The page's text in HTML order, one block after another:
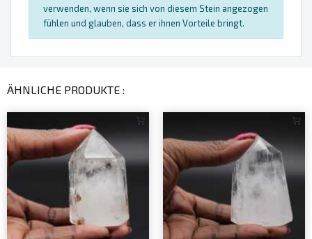
verwenden, wenn sie sich von diesem Stein angezogen
fühlen und glauben, dass er ihnen Vorteile bringt.
ÄHNLICHE PRODUKTE :